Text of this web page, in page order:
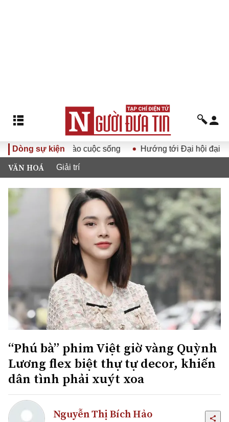
Dòng sự kiện
cuộc sống Hướng tới Đại hội đại biểu toàn quốc Hội
VĂN HOÁ Giải trí
“Phú bà” phim Việt giờ vàng Quỳnh
Lương flex biệt thự tự decor, khiến
dân tình phải xuýt xoa
Nguyễn Thị Bích Hảo